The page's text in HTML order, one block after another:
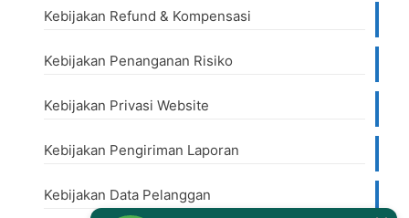
Kebijakan Refund & Kompensasi
Kebijakan Penanganan Risiko
Kebijakan Privasi Website
Kebijakan Pengiriman Laporan
Kebijakan Data Pelanggan